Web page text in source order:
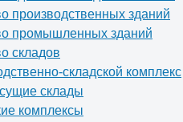
производственных зданий
промышленных зданий
складов
складской комплекс
склады
комплексы